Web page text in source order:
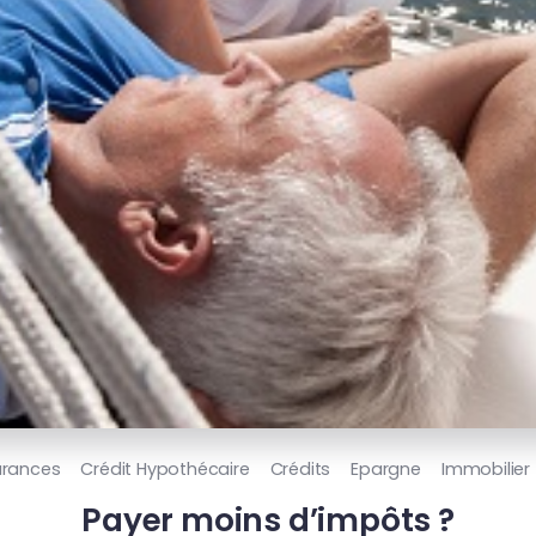
Crédit Hypothécaire Crédits Epargne Immobilier
Payer moins d’impôts ?